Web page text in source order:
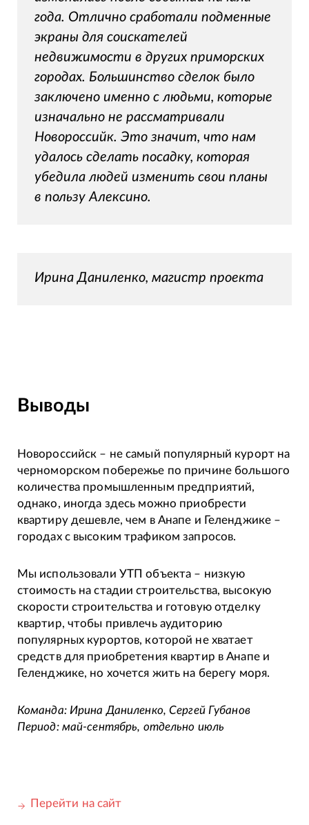
года. Отлично сработали подменные
экраны для соискателей
недвижимости в других приморских
городах. Большинство сделок было
заключено именно с людьми, которые
изначально не рассматривали
Новороссийк. Это значит, что нам
удалось сделать посадку, которая
убедила людей изменить свои планы
в пользу Алексино.
Ирина Даниленко, магистр проекта
Выводы
Новороссийск – не самый популярный курорт на
черноморском побережье по причине большого
количества промышленным предприятий,
однако, иногда здесь можно приобрести
квартиру дешевле, чем в Анапе и Геленджике –
городах с высоким трафиком запросов.
Мы использовали УТП объекта – низкую
стоимость на стадии строительства, высокую
скорости строительства и готовую отделку
квартир, чтобы привлечь аудиторию
популярных курортов, которой не хватает
средств для приобретения квартир в Анапе и
Геленджике, но хочется жить на берегу моря.
Команда: Ирина Даниленко, Сергей Губанов
Период: май-сентябрь, отдельно июль
Перейти на сайт